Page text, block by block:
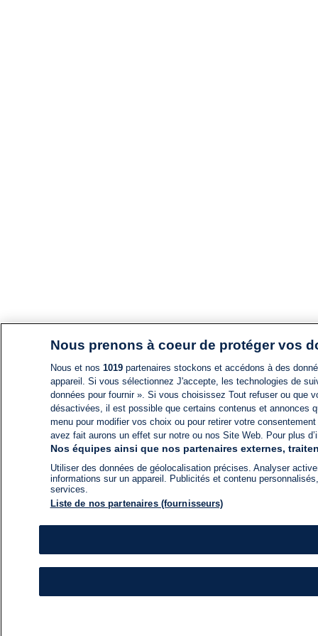
Nous prenons à coeur de protéger vos
Nous et nos 1019partenaires stockons et accédons à des
appareil. Si vous sélectionnez J'accepte, les technologies de
données pour fournir ». Si vous choisissez Tout refuser ou
désactivées, il est possible que certains contenus et annonces
menu pour modifier vos choix ou pour retirer votre
avez fait aurons un effet sur notre ou nos Site Web. Pour plus
Nos équipes ainsi que nos partenaires externes,
Utiliser des données de géolocalisation précises. Analyser
informations sur un appareil. Publicités et contenu
services.
Liste de nos partenaires (fournisseurs)